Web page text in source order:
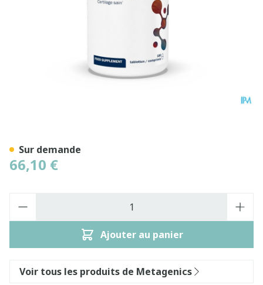
66,10 €
Ajouter au panier
Sur demande
Voir tous les produits de Metagenics